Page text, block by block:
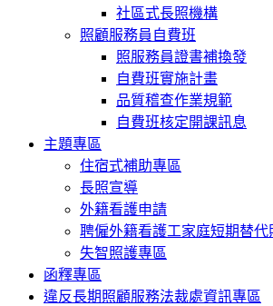
社區式長照機構
照顧服務員自費班
照服務員證書補換發
自費班實施計畫
品質稽查作業規範
自費班核定開課訊息
主題專區
住宿式補助專區
長照宣導
外籍看護申請
聘僱外籍看護工家庭短期替代
失智照護專區
函釋專區
違反長期照顧服務法裁處資訊專區